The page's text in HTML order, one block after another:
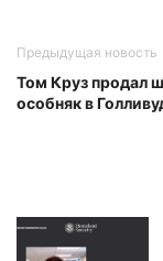
Предыдущая новость
Том Круз продал
особняк в